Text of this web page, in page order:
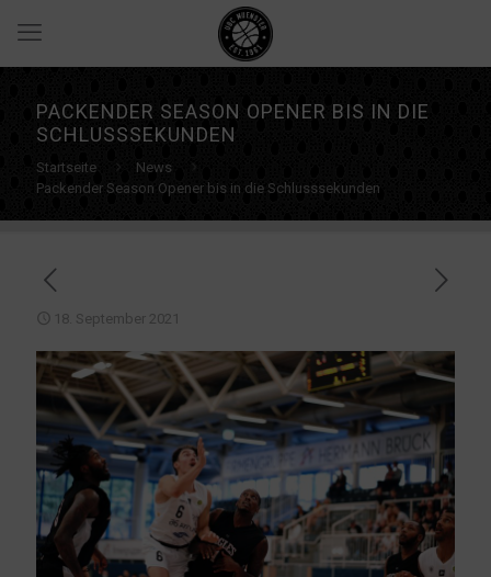
PACKENDER SEASON OPENER BIS IN DIE
SCHLUSSSEKUNDEN
Startseite
News
Packender Season Opener bis in die Schlusssekunden
18. September 2021